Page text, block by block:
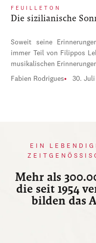
FEUILLETON
Die sizilianische
Soweit seine
immer Teil von Filippos
musikalischen
Fabien Rodrigues 30. Juli
EIN
Mehr als
die seit 1954
bilden das